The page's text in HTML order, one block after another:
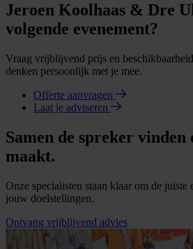
Jeroen Koolhaas & Dre
volgende evenement?
Vraag vrijblijvend prijs en
denken persoonlijk met je mee.
Offerte aanvragen
Laat je adviseren
Samen de spreker
maakt.
Onze specialisten staan klaar om de juiste
jouw doelstellingen.
Ontvang vrijblijvend advies